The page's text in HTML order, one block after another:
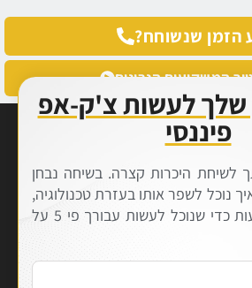
הזמן שנשוחח?
המשקיעים הנבונים
שלך לעשות צ'ק-אפ
פיננסי
לשיחת היכרות קצרה. בשיחה נבחן
נוכל לשפר אותו בעזרת טכנולוגיה,
תכנון פיננסי והשקעות כדי שנוכל לעשות עבורך פי 5 על